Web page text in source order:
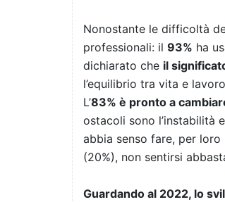
Nonostante le difficoltà
professionali: il 93% ha
dichiarato che il
l’equilibrio tra vita e
L’83% è pronto a
ostacoli sono l’instabilità
abbia senso fare, per
(20%), non sentirsi
Guardando al 2022, lo